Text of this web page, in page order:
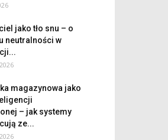
jako tło snu – o
neutralności w
magazynowa jako
– jak systemy
ze...